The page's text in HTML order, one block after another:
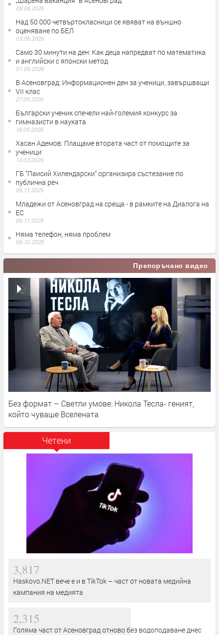
09.06.2026
Над 50 000 четвъртокласници се явяват на външно
оценяване по БЕЛ
03.06.2026
Само 30 минути на ден: Как деца напредват по математика
и английски с японски метод
01.06.2026
В Асеновград: Информационен ден за ученици, завършващи
VII клас
27.05.2026
Български ученик спечели най-големия конкурс за
гимназисти в науката
18.05.2026
Хасан Адемов: Плащаме втората част от помощите за
ученици
13.03.2026
ГБ "Паисий Хилендарски" организира състезание по
публична реч
06.11.2025
Младежи от Асеновград на среща - в рамките на Диалога на
ЕС
06.11.2025
Няма телефон, няма проблем
06.10.2025
Препоръчано видео
Без формат – Светли умове: Никола Тесла- геният,
който чуваше Вселената
Четени
3,817
Haskovo.NET вече е и в TikTok – част от новата медийна
кампания на медията
2,315
Голяма част от Асеновград отново без водоподаване днес